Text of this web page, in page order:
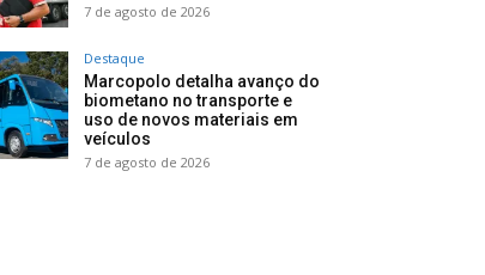
7 de agosto de 2026
Destaque
Marcopolo detalha avanço do
biometano no transporte e
uso de novos materiais em
veículos
7 de agosto de 2026